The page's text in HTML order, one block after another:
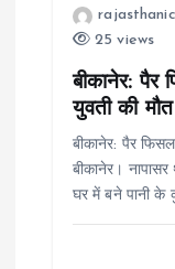
25 views
बीकानेर:
युवती की मौत
बीकानेर: पैर
बीकानेर। नापासर
घर में बने पानी के